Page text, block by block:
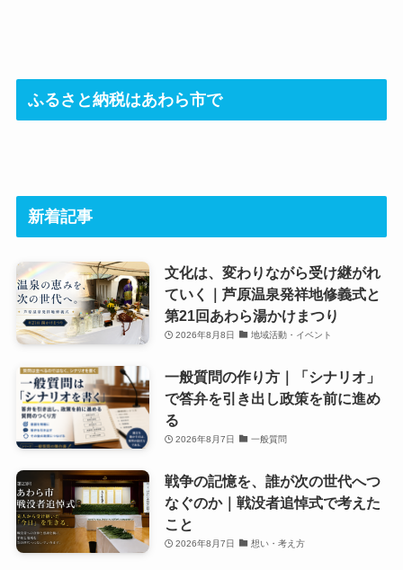
ふるさと納税はあわら市で
新着記事
文化は、変わりながら受け継がれ
ていく｜芦原温泉発祥地修義式と
第21回あわら湯かけまつり
2026年8月8日 地域活動・イベント
一般質問の作り方｜「シナリオ」
で答弁を引き出し政策を前に進め
る
2026年8月7日 一般質問
戦争の記憶を、誰が次の世代へつ
なぐのか｜戦没者追悼式で考えた
こと
2026年8月7日 想い・考え方